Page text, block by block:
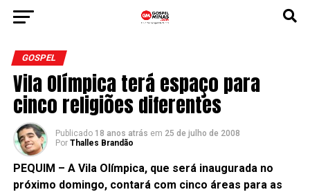
GOSPEL
Vila Olímpica terá espaço para
cinco religiões diferentes
Publicado 18 anos atrás em 25 de julho de 2008
Por Thalles Brandão
PEQUIM – A Vila Olímpica, que será inaugurada no
próximo domingo, contará com cinco áreas para as